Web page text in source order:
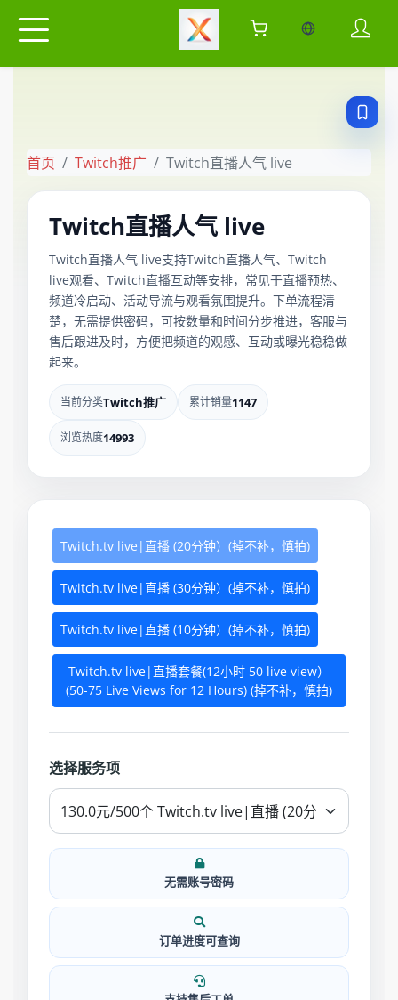
当前语言：中
首页 Twitch推广 Twitch直播人气 live
Twitch直播人气 live
Twitch直播人气 live支持Twitch直播人气、Twitch
live观看、Twitch直播互动等安排，常见于直播预热、
频道冷启动、活动导流与观看氛围提升。下单流程清
楚，无需提供密码，可按数量和时间分步推进，客服与
售后跟进及时，方便把频道的观感、互动或曝光稳稳做
起来。
当前分类Twitch推广 累计销量1147
浏览热度14993
Twitch.tv live|直播 (20分钟）(掉不补，慎拍)
Twitch.tv live|直播 (30分钟）(掉不补，慎拍)
Twitch.tv live|直播 (10分钟）(掉不补，慎拍)
Twitch.tv live|直播套餐(12小时 50 live view）
(50-75 Live Views for 12 Hours) (掉不补，慎拍)
选择服务项
无需账号密码
订单进度可查询